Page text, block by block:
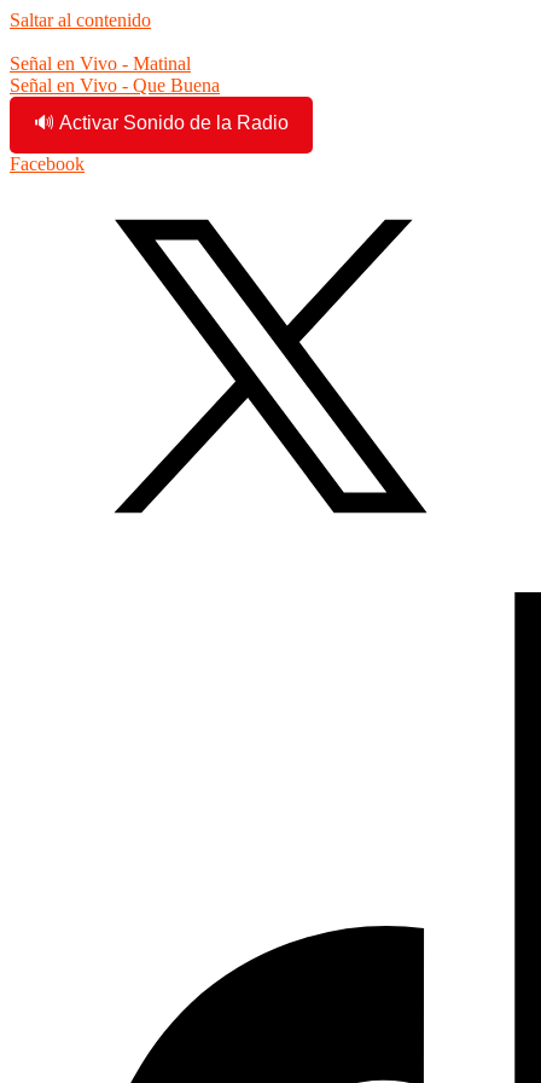
Saltar al contenido
Señal en Vivo - Matinal
Señal en Vivo - Que Buena
🔊 Activar Sonido de la Radio
Facebook